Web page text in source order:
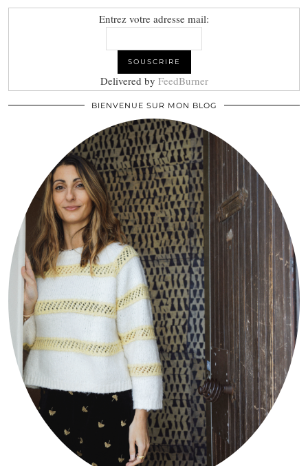
Entrez votre adresse mail:
Delivered by FeedBurner
BIENVENUE SUR MON BLOG